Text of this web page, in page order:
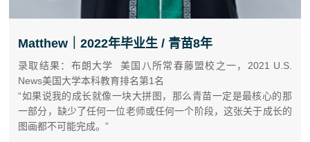
Matthew｜2022年毕业生 / 青苗8年
录取结果：布朗大学 美国八所常春藤盟校之一，2021 U.S.
News美国大学本科教育排名第1名
“如果说我的成长就像一块大拼图，那么青苗一定是最核心的那
一部分，缺少了任何一位老师或任何一个阶段，这张关于成长的
图画都不可能完成。”